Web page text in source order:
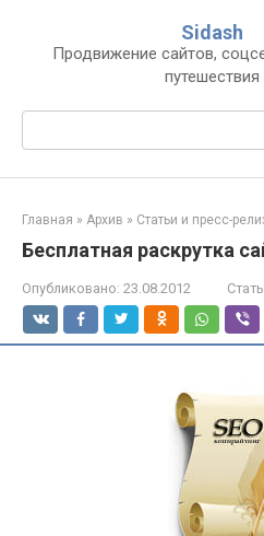
контенту
Sidash
Продвижение сайтов,
путешествия
Главная » Архив » Статьи и пресс-
Бесплатная раскрутка
Опубликовано: 23.08.2012